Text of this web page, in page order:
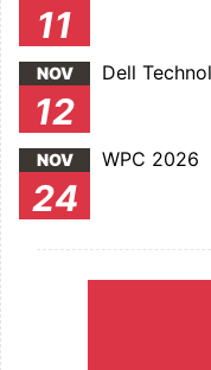
11
NOV
12
Dell
NOV
24
WPC 2026